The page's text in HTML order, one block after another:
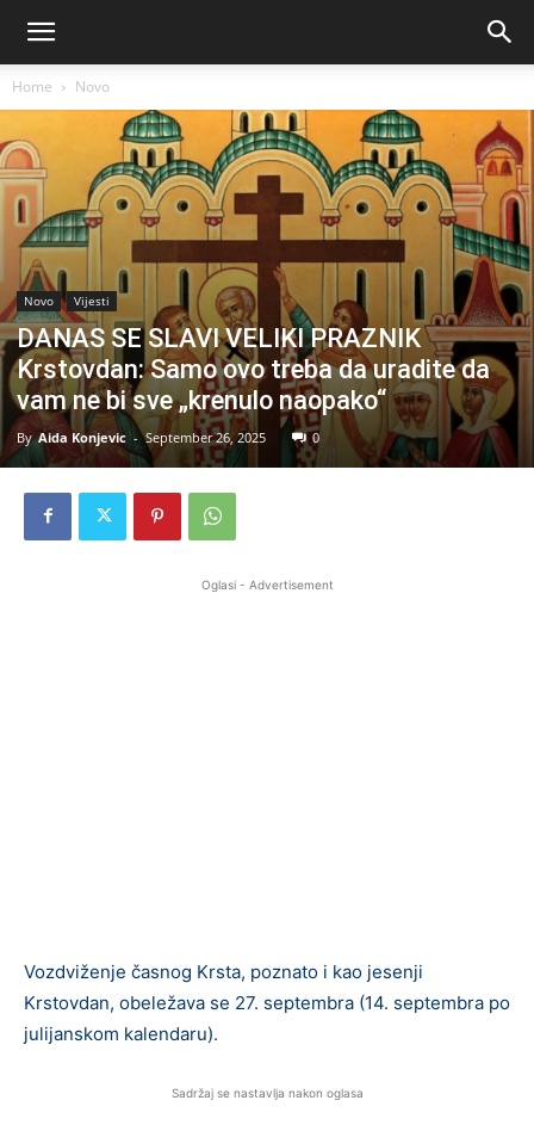
Home Novo
Novo Vijesti
DANAS SE SLAVI VELIKI PRAZNIK
Krstovdan: Samo ovo treba da uradite da
vam ne bi sve „krenulo naopako“
By Aida Konjevic - September 26, 2025 0
Oglasi - Advertisement
Vozdviženje časnog Krsta, poznato i kao jesenji
Krstovdan, obeležava se 27. septembra (14. septembra po
julijanskom kalendaru).
Sadržaj se nastavlja nakon oglasa